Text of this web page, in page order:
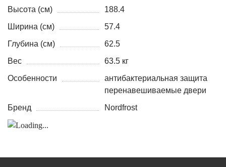
Высота (см)
188.4
Ширина (см)
57.4
Глубина (см)
62.5
Вес
63.5 кг
Особенности
антибактериальная защита
перенавешиваемые двери
Бренд
Nordfrost